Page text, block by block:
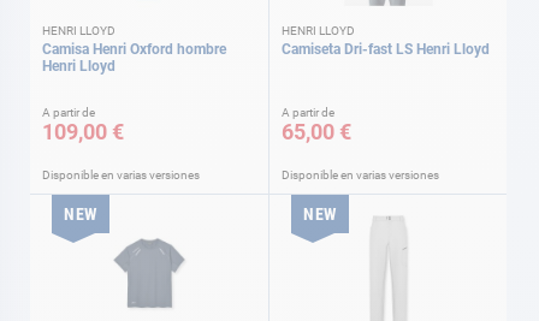
HENRI LLOYD
Camisa Henri Oxford hombre
Henri Lloyd
A partir de
109,00 €
Disponible en varias versiones
HENRI LLOYD
Camiseta Dri-fast LS Henri Lloyd
A partir de
65,00 €
Disponible en varias versiones
NEW NEW